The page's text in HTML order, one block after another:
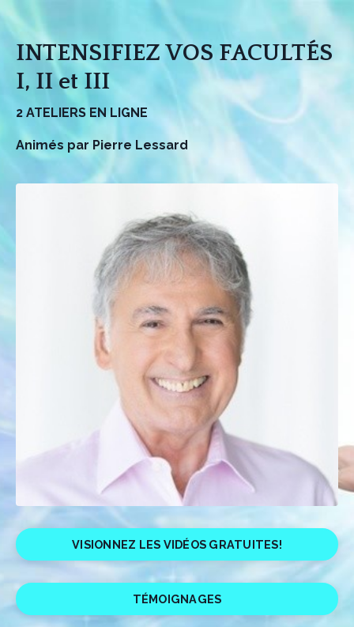
INTENSIFIEZ VOS FACULTÉS
I, II et III
2 ATELIERS EN LIGNE
Animés par Pierre Lessard
VISIONNEZ LES VIDÉOS GRATUITES!
TÉMOIGNAGES